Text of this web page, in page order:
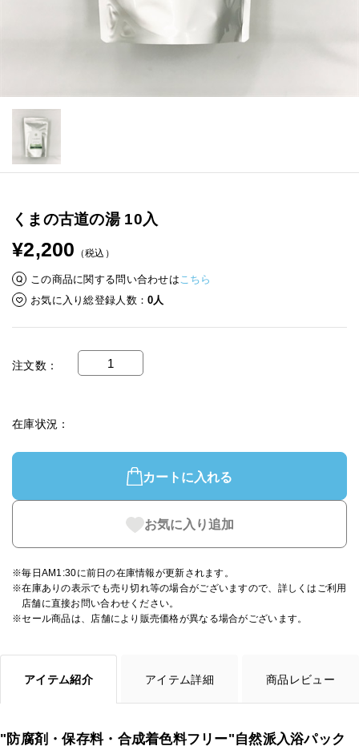
くまの古道の湯 10入
¥2,200 （税込）
この商品に関する問い合わせはこちら
お気に入り総登録人数
0人
注文数
在庫状況
カートに入れる
お気に入り追加
※毎日AM1:30に前日の在庫情報が更新されます。
※在庫ありの表示でも売り切れ等の場合がございますので、詳しくはご利用
店舗に直接お問い合わせください。
※セール商品は、店舗により販売価格が異なる場合がございます。
アイテム紹介
"防腐剤・保存料・合成着色料フリー"自然派入浴パック
アイテム詳細 商品レビュー